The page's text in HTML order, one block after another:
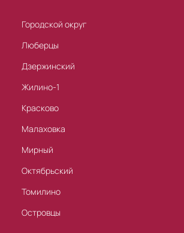
Городской округ
Люберцы
Дзержинский
Жилино-1
Красково
Малаховка
Мирный
Октябрьский
Томилино
Островцы